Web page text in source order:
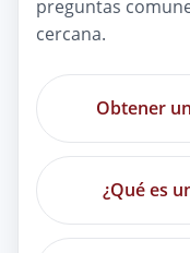
preguntas
cercana.
Obtener
¿Qué es